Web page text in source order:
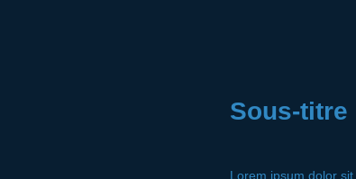
Sous-titre
Lorem ipsum dolor